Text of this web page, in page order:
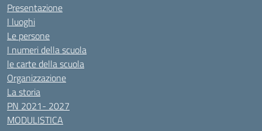
Presentazione
I luoghi
Le persone
I numeri della scuola
le carte della scuola
Organizzazione
La storia
PN 2021- 2027
MODULISTICA